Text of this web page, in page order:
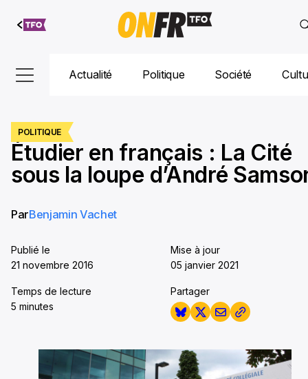
Aller au
contenu
Actualité Politique Société
POLITIQUE
Étudier en français : La Cité
sous la loupe d’André
ParBenjamin Vachet
Publié le
21 novembre 2016
Mise à jour
05 janvier 2021
Temps de lecture
5 minutes
Partager